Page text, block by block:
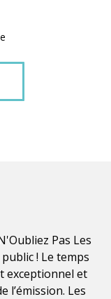
Pas Les
! Le temps
exceptionnel et
l’émission. Les